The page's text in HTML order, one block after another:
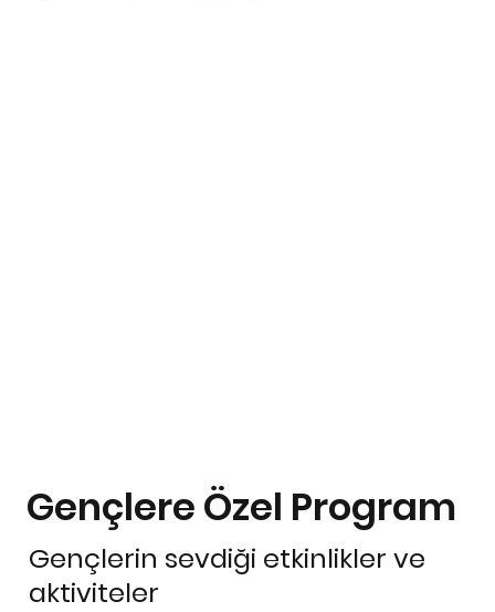
Gençlere Özel Program
Gençlerin sevdiği etkinlikler ve
aktiviteler